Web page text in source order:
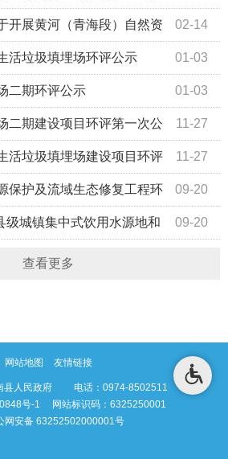
”的探索实践 02-14
开展黄河（青海段）自然资
01-03
活垃圾填埋场环评公示
01-03
二期环评公示
11-27
二期建设项目环评第一次公
11-27
活垃圾填埋场建设项目环评
09-20
保护及流域生态修复工程环
第一次公示 09-20
级城镇集中式饮用水源地和
站公示
查看更多
网站地图 友情链接
县人民政府 电话：0974-8502511
号-1 网站标识码：6325250001
网安备 63252502000001号